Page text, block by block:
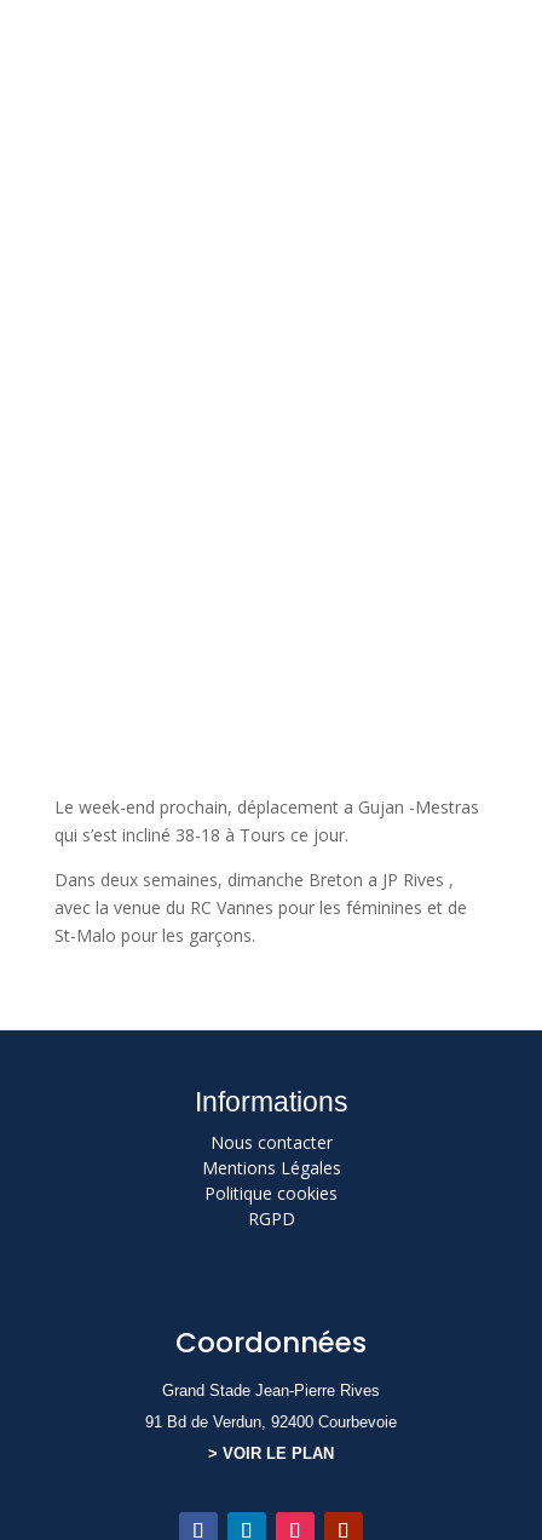
Le week-end prochain, déplacement a Gujan -Mestras
qui s’est incliné 38-18 à Tours ce jour.
Dans deux semaines, dimanche Breton a JP Rives ,
avec la venue du RC Vannes pour les féminines et de
St-Malo pour les garçons.
Informations
Nous contacter
Mentions Légales
Politique cookies
RGPD
Coordonnées
Grand Stade Jean-Pierre Rives
91 Bd de Verdun, 92400 Courbevoie
> VOIR LE PLAN